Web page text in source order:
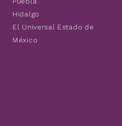
Hidalgo
El Universal Estado de
México